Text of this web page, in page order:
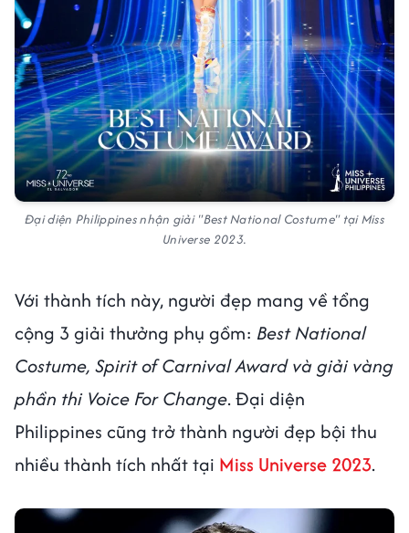
Đại diện Philippines nhận giải "Best National Costume" tại Miss
Universe 2023.
Với thành tích này, người đẹp mang về tổng
cộng 3 giải thưởng phụ gồm: Best National
Costume, Spirit of Carnival Award và giải vàng
phần thi Voice For Change. Đại diện
Philippines cũng trở thành người đẹp bội thu
nhiều thành tích nhất tại Miss Universe 2023.